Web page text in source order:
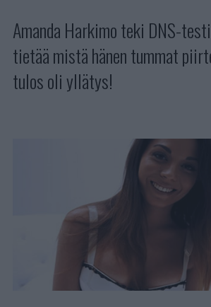
Amanda Harkimo teki DNS-
tietää mistä hänen tummat
tulos oli yllätys!